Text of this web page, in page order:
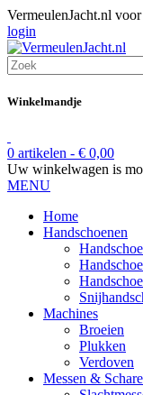
VermeulenJacht.nl
login
Winkelmandje
0 artikelen - € 0,00
Uw winkelwagen is
MENU
Home
Handschoenen
Machines
Broeien
Plukken
Verdoven
Messen &